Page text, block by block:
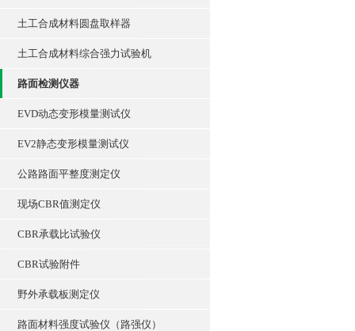
土工合成材料圆盘取样器
土工合成材料综合强力试验机
路面检测仪器
EVD动态变形模量测试仪
EV2静态变形模量测试仪
公路路面平整度测定仪
现场CBR值测定仪
CBR承载比试验仪
CBR试验附件
野外承载板测定仪
路面材料强度试验仪（路强仪）